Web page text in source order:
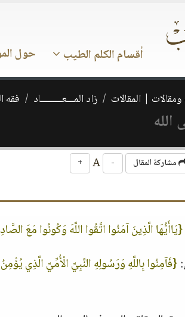
أقسام الكلم الطيب حول
| المقالات زاد المـــعـــــــــاد فقه
الله
مشاركة المقال -
+
{يَاأَيُّهَا الَّذِينَ آمَنُوا اتَّقُوا اللَّهَ وَكُونُوا مَعَ
{فَآمِنُوا بِاللَّهِ وَرَسُولِهِ النَّبِيِّ الْأُمِّيِّ الَّذِي